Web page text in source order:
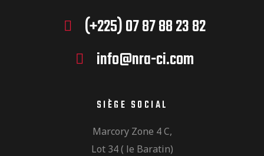
(+225) 07 87 88 23 82
info@nra-ci.com
SIÈGE SOCIAL
Marcory Zone 4 C,
Lot 34 ( le Baratin)